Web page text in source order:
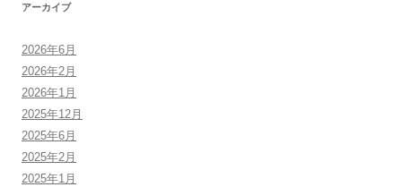
アーカイブ
2026年6月
2026年2月
2026年1月
2025年12月
2025年6月
2025年2月
2025年1月